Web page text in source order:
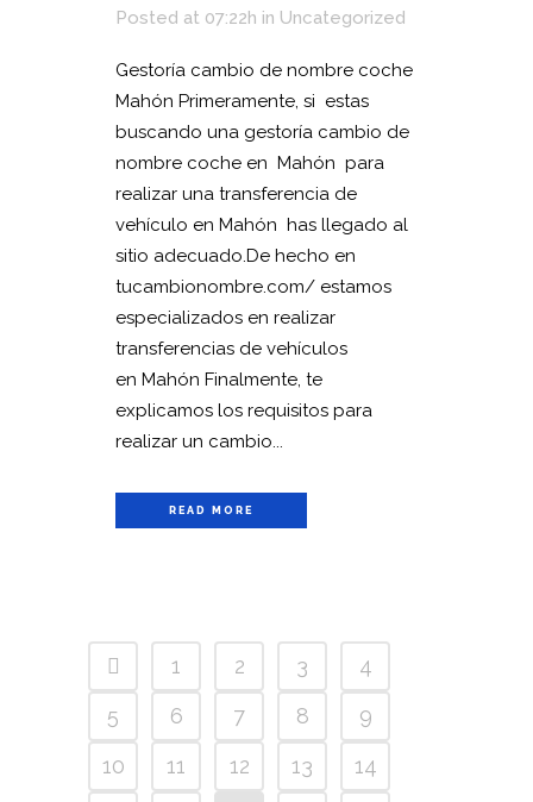
Posted at 07:22h in Uncategorized
Gestoría cambio de nombre coche
Mahón Primeramente, si estas
buscando una gestoría cambio de
nombre coche en Mahón para
realizar una transferencia de
vehículo en Mahón has llegado al
sitio adecuado.De hecho en
tucambionombre.com/ estamos
especializados en realizar
transferencias de vehículos
en Mahón Finalmente, te
explicamos los requisitos para
realizar un cambio...
READ MORE
1 2 3
4
5
6 7 8
9
10
11 12 13
14